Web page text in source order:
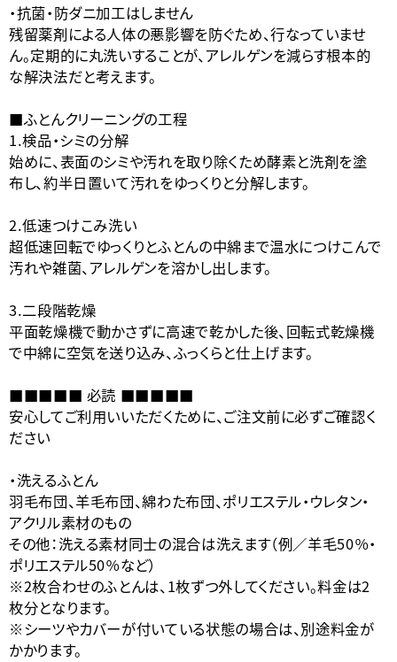
・抗菌・防ダニ加工はしません
残留薬剤による人体の悪影響を防ぐため、行なっていませ
ん。定期的に丸洗いすることが、アレルゲンを減らす根本的
な解決法だと考えます。
■ふとんクリーニングの工程
1.検品・シミの分解
始めに、表面のシミや汚れを取り除くため酵素と洗剤を塗
布し、約半日置いて汚れをゆっくりと分解します。
2.低速つけこみ洗い
超低速回転でゆっくりとふとんの中綿まで温水につけこんで
汚れや雑菌、アレルゲンを溶かし出します。
3.二段階乾燥
平面乾燥機で動かさずに高速で乾かした後、回転式乾燥機
で中綿に空気を送り込み、ふっくらと仕上げます。
■■■■■ 必読 ■■■■■
安心してご利用いいただくために、ご注文前に必ずご確認く
ださい
・洗えるふとん
羽毛布団、羊毛布団、綿わた布団、ポリエステル・ウレタン・
アクリル素材のもの
その他：洗える素材同士の混合は洗えます（例／羊毛50％・
ポリエステル50％など）
※2枚合わせのふとんは、1枚ずつ外してください。料金は2
枚分となります。
※シーツやカバーが付いている状態の場合は、別途料金が
かかります。